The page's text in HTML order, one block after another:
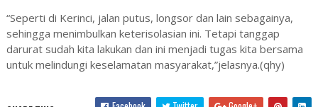
“Seperti di Kerinci, jalan putus, longsor dan lain sebagainya,
sehingga menimbulkan keterisolasian ini. Tetapi tanggap
darurat sudah kita lakukan dan ini menjadi tugas kita bersama
untuk melindungi keselamatan masyarakat,”jelasnya.(qhy)